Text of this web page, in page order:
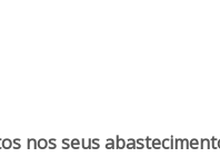
nos seus